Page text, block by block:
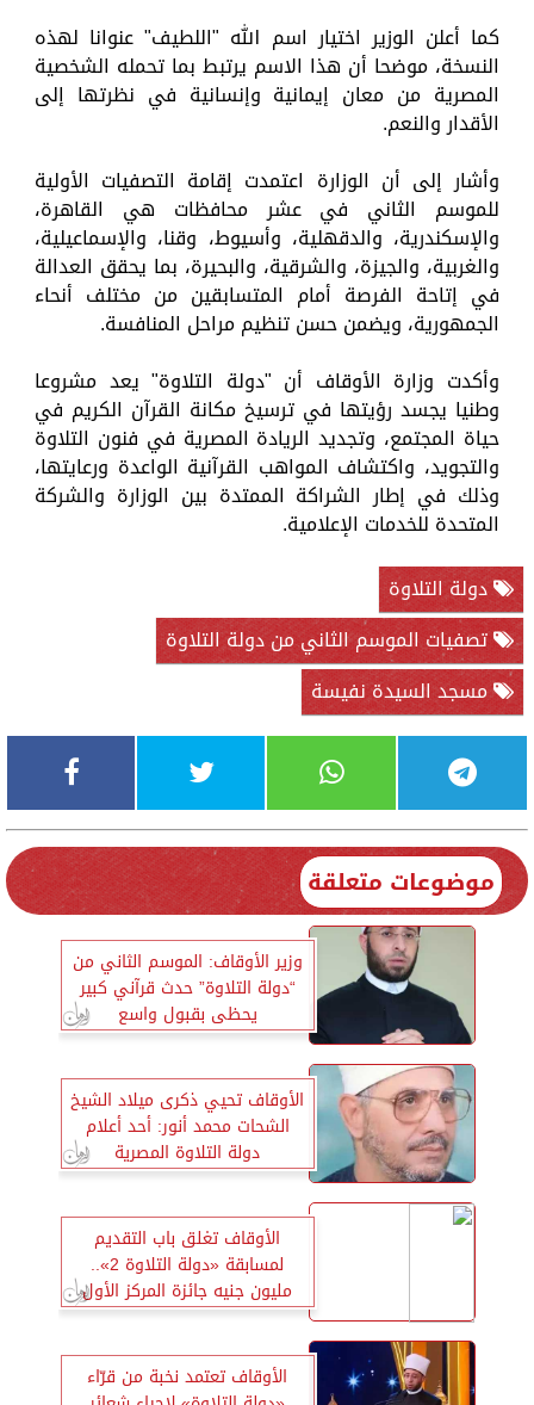
كما أعلن الوزير اختيار اسم الله "اللطيف" عنوانا لهذه
النسخة، موضحا أن هذا الاسم يرتبط بما تحمله الشخصية
المصرية من معان إيمانية وإنسانية في نظرتها إلى
الأقدار والنعم.
وأشار إلى أن الوزارة اعتمدت إقامة التصفيات الأولية
للموسم الثاني في عشر محافظات هي القاهرة،
والإسكندرية، والدقهلية، وأسيوط، وقنا، والإسماعيلية،
والغربية، والجيزة، والشرقية، والبحيرة، بما يحقق العدالة
في إتاحة الفرصة أمام المتسابقين من مختلف أنحاء
الجمهورية، ويضمن حسن تنظيم مراحل المنافسة.
وأكدت وزارة الأوقاف أن "دولة التلاوة" يعد مشروعا
وطنيا يجسد رؤيتها في ترسيخ مكانة القرآن الكريم في
حياة المجتمع، وتجديد الريادة المصرية في فنون التلاوة
والتجويد، واكتشاف المواهب القرآنية الواعدة ورعايتها،
وذلك في إطار الشراكة الممتدة بين الوزارة والشركة
المتحدة للخدمات الإعلامية.
دولة التلاوة
تصفيات الموسم الثاني من دولة التلاوة
مسجد السيدة نفيسة
موضوعات متعلقة
وزير الأوقاف: الموسم الثاني من
“دولة التلاوة” حدث قرآني كبير
يحظى بقبول واسع
الأوقاف تحيي ذكرى ميلاد الشيخ
الشحات محمد أنور: أحد أعلام
دولة التلاوة المصرية
الأوقاف تغلق باب التقديم
لمسابقة «دولة التلاوة 2»..
مليون جنيه جائزة المركز الأول
الأوقاف تعتمد نخبة من قرّاء